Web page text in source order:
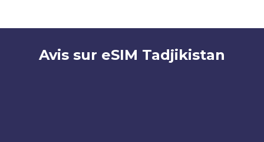
Avis sur eSIM Tadjikistan